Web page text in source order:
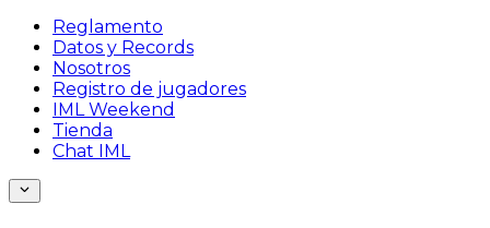
Reglamento
Datos y Records
Nosotros
Registro de jugadores
IML Weekend
Tienda
Chat IML